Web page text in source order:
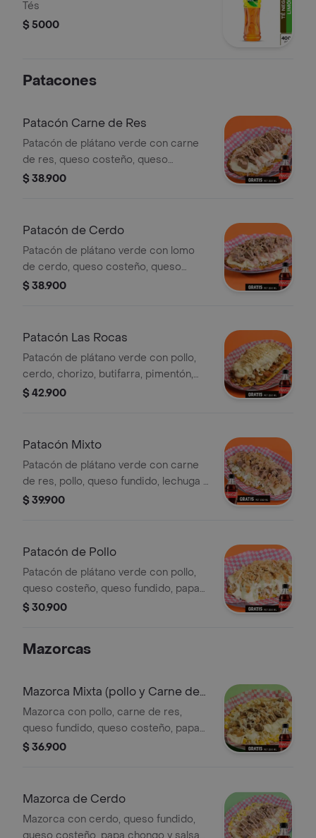
Tés
$ 5000
Patacones
Patacón Carne de Res
Patacón de plátano verde con carne
de res, queso costeño, queso
fundido, papa chongo, lechuga y
$ 38.900
Patacón de Cerdo
Patacón de plátano verde con lomo
de cerdo, queso costeño, queso
fundido, papa chongo, lechuga y salsa
$ 38.900
Patacón Las Rocas
Patacón de plátano verde con pollo,
cerdo, chorizo, butifarra, pimentón,
cebolla, papa chongo, queso costeño,
$ 42.900
Patacón Mixto
Patacón de plátano verde con carne
de res, pollo, queso fundido, lechuga y
salsas de la casa. Incluye Coca-Cola
$ 39.900
Patacón de Pollo
Patacón de plátano verde con pollo,
queso costeño, queso fundido, papa
chongo, lechuga y salsas de la casa.
$ 30.900
Mazorcas
Mazorca Mixta (pollo y Carne de
Res)
Mazorca con pollo, carne de res,
queso fundido, queso costeño, papa
chongo y salsas de la casa. Incluye
$ 36.900
Mazorca de Cerdo
Mazorca con cerdo, queso fundido,